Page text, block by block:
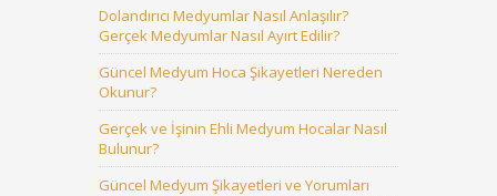
Dolandırıcı Medyumlar Nasıl Anlaşılır?
Gerçek Medyumlar Nasıl Ayırt Edilir?
Güncel Medyum Hoca Şikayetleri Nereden
Okunur?
Gerçek ve İşinin Ehli Medyum Hocalar Nasıl
Bulunur?
Güncel Medyum Şikayetleri ve Yorumları